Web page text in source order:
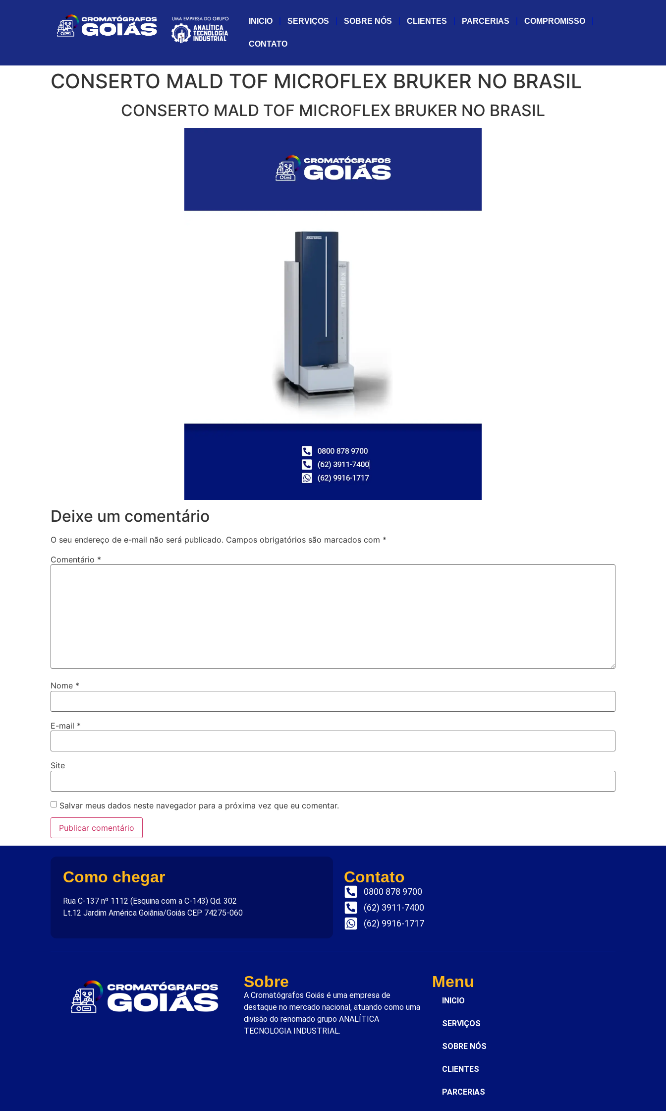
INICIO SERVIÇOS SOBRE NÓS CLIENTES PARCERIAS COMPROMISSO
CONTATO
CONSERTO MALD TOF MICROFLEX BRUKER NO BRASIL
CONSERTO MALD TOF MICROFLEX BRUKER NO BRASIL
Deixe um comentário
O seu endereço de e-mail não será publicado. Campos obrigatórios são marcados com *
Comentário *
Nome *
E-mail *
Site
Salvar meus dados neste navegador para a próxima vez que eu comentar.
Como chegar
Rua C-137 nº 1112 (Esquina com a C-143) Qd. 302
Lt.12 Jardim América Goiânia/Goiás CEP 74275-060
Contato
0800 878 9700
(62) 3911-7400
(62) 9916-1717
Sobre
A Cromatógrafos Goiás é uma empresa de
destaque no mercado nacional, atuando como uma
divisão do renomado grupo ANALÍTICA
TECNOLOGIA INDUSTRIAL.
Menu
INICIO
SERVIÇOS
SOBRE NÓS
CLIENTES
PARCERIAS